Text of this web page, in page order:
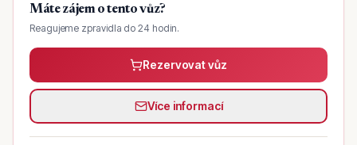
Máte zájem o tento vůz?
Reagujeme zpravidla do 24 hodin.
Rezervovat vůz
Více informací